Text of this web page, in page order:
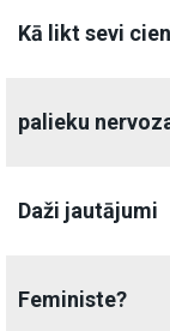
Kā likt sevi
palieku
Daži jautājumi
Feministe?